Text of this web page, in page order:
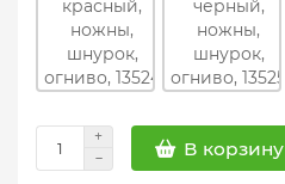
В корзину